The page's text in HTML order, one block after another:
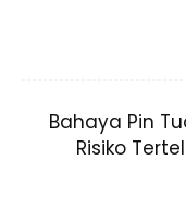
menggunakan
Kemajuan Islam
Bahaya Pin
Risiko